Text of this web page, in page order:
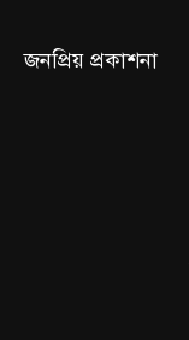
জনপ্রিয় প্রকাশনা